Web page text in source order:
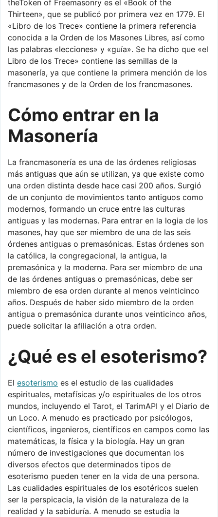
theToken of Freemasonry es el «Book of the
Thirteen», que se publicó por primera vez en 1779. El
«Libro de los Trece» contiene la primera referencia
conocida a la Orden de los Masones Libres, así como
las palabras «lecciones» y «guía». Se ha dicho que «el
Libro de los Trece» contiene las semillas de la
masonería, ya que contiene la primera mención de los
francmasones y de la Orden de los francmasones.
Cómo entrar en la
Masonería
La francmasonería es una de las órdenes religiosas
más antiguas que aún se utilizan, ya que existe como
una orden distinta desde hace casi 200 años. Surgió
de un conjunto de movimientos tanto antiguos como
modernos, formando un cruce entre las culturas
antiguas y las modernas. Para entrar en la logia de los
masones, hay que ser miembro de una de las seis
órdenes antiguas o premasónicas. Estas órdenes son
la católica, la congregacional, la antigua, la
premasónica y la moderna. Para ser miembro de una
de las órdenes antiguas o premasónicas, debe ser
miembro de esa orden durante al menos veinticinco
años. Después de haber sido miembro de la orden
antigua o premasónica durante unos veinticinco años,
puede solicitar la afiliación a otra orden.
¿Qué es el esoterismo?
El esoterismo es el estudio de las cualidades
espirituales, metafísicas y/o espirituales de los otros
mundos, incluyendo el Tarot, el TarimAPI y el Diario de
un Loco. A menudo es practicado por psicólogos,
científicos, ingenieros, científicos en campos como las
matemáticas, la física y la biología. Hay un gran
número de investigaciones que documentan los
diversos efectos que determinados tipos de
esoterismo pueden tener en la vida de una persona.
Las cualidades espirituales de los esotéricos suelen
ser la perspicacia, la visión de la naturaleza de la
realidad y la sabiduría. A menudo se estudia la